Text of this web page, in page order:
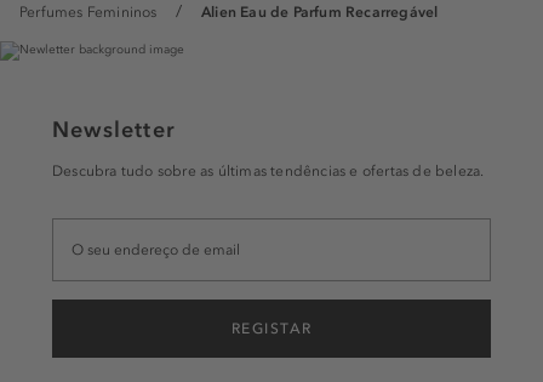
Perfumes Femininos
Alien Eau de Parfum Recarregável
Newsletter
Descubra tudo sobre as últimas tendências e ofertas de beleza.
REGISTAR